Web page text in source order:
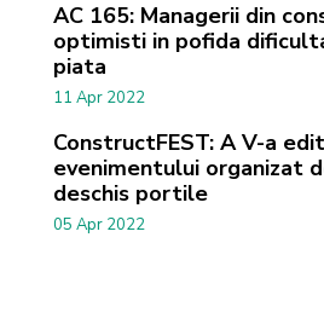
AC 165: Managerii din
optimisti in pofida
piata
11 Apr 2022
ConstructFEST: A V-a
evenimentului organizat
deschis portile
05 Apr 2022